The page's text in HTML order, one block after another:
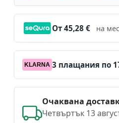
От 45,28 € на
KLARNA 3 плащания по
Очаквана
Четвъртък 13